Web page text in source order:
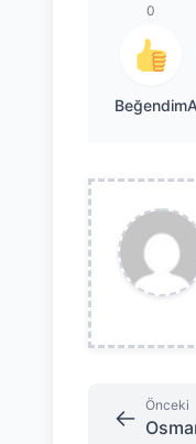
0
Beğendim
Önceki